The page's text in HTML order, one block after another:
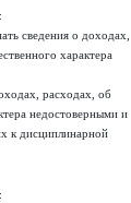
сведения о доходах,
характера
расходах, об
недостоверными и
к дисциплинарной